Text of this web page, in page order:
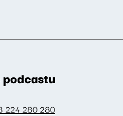
224 280 280